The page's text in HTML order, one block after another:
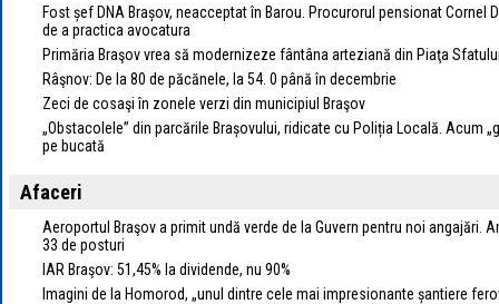
Fost șef DNA Brașov, neacceptat în Barou. Procurorul pensionat Cornel
de a practica avocatura
Primăria Braşov vrea să modernizeze fântâna arteziană din Piaţa
Râşnov: De la 80 de păcănele, la 54. 0 până în decembrie
Zeci de cosaşi în zonele verzi din municipiul Braşov
„Obstacolele” din parcările Brașovului, ridicate cu Poliția Locală. Acum
pe bucată
Afaceri
Aeroportul Braşov a primit undă verde de la Guvern pentru noi angajări.
33 de posturi
IAR Braşov: 51,45% la dividende, nu 90%
Imagini de la Homorod, „unul dintre cele mai impresionante șantiere